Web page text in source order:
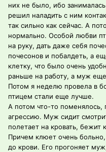
них не было, ибо
решил наладить с ним
так сильно как сейчас. А
нормально. Особой любви
на руку, дать даже себя
почесонов и побалдеть, а
клетку, что было очень
раньше на работу, а муж еще
Потом я неделю провела в
птицем стали еще лучше.
А потом что-то поменялось,
агрессию. Муж сидит
полетает на кровать, бежит
Причем клюет очень
до крови. Его прогоняет